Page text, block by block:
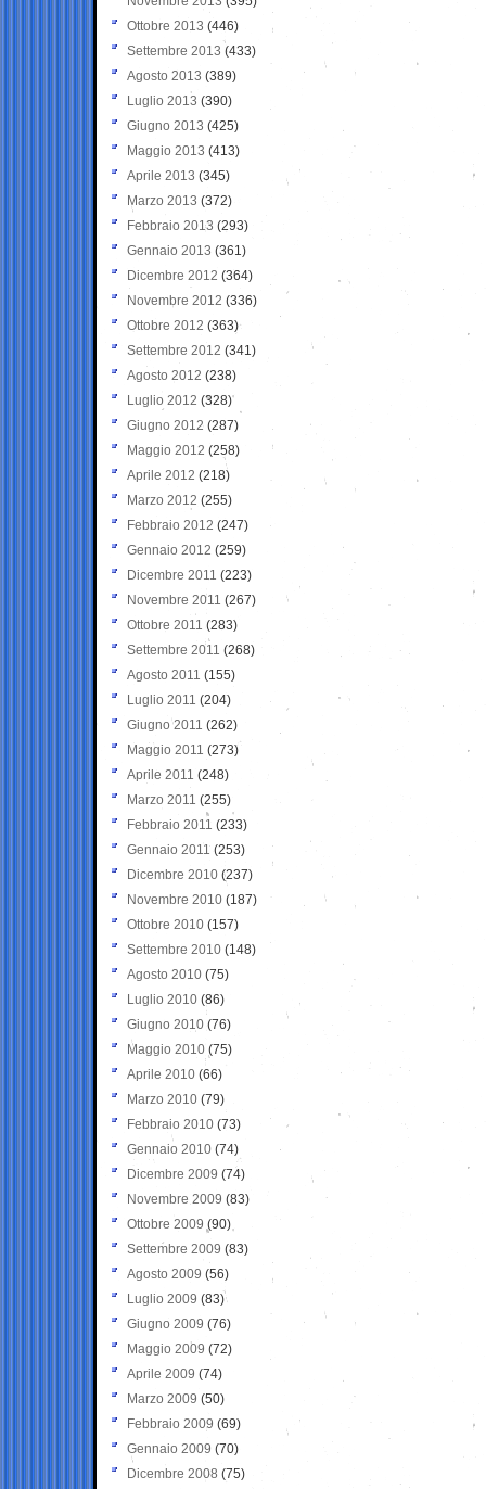
Ottobre 2013 (446)
Settembre 2013 (433)
Agosto 2013 (389)
Luglio 2013 (390)
Giugno 2013 (425)
Maggio 2013 (413)
Aprile 2013 (345)
Marzo 2013 (372)
Febbraio 2013 (293)
Gennaio 2013 (361)
Dicembre 2012 (364)
Novembre 2012 (336)
Ottobre 2012 (363)
Settembre 2012 (341)
Agosto 2012 (238)
Luglio 2012 (328)
Giugno 2012 (287)
Maggio 2012 (258)
Aprile 2012 (218)
Marzo 2012 (255)
Febbraio 2012 (247)
Gennaio 2012 (259)
Dicembre 2011 (223)
Novembre 2011 (267)
Ottobre 2011 (283)
Settembre 2011 (268)
Agosto 2011 (155)
Luglio 2011 (204)
Giugno 2011 (262)
Maggio 2011 (273)
Aprile 2011 (248)
Marzo 2011 (255)
Febbraio 2011 (233)
Gennaio 2011 (253)
Dicembre 2010 (237)
Novembre 2010 (187)
Ottobre 2010 (157)
Settembre 2010 (148)
Agosto 2010 (75)
Luglio 2010 (86)
Giugno 2010 (76)
Maggio 2010 (75)
Aprile 2010 (66)
Marzo 2010 (79)
Febbraio 2010 (73)
Gennaio 2010 (74)
Dicembre 2009 (74)
Novembre 2009 (83)
Ottobre 2009 (90)
Settembre 2009 (83)
Agosto 2009 (56)
Luglio 2009 (83)
Giugno 2009 (76)
Maggio 2009 (72)
Aprile 2009 (74)
Marzo 2009 (50)
Febbraio 2009 (69)
Gennaio 2009 (70)
Dicembre 2008 (75)